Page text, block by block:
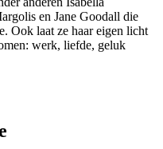
en Jane Goodall die
Ook laat ze haar eigen licht
werk, liefde, geluk